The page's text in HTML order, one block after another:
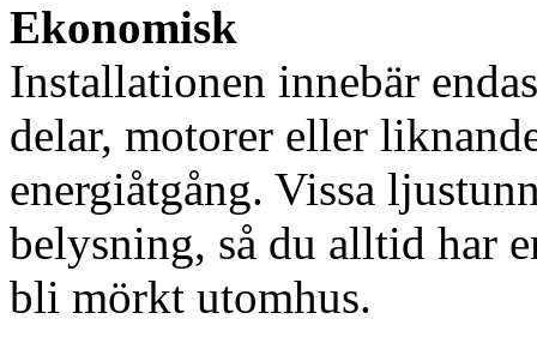
Ekonomisk
Installationen innebär
delar, motorer eller
energiåtgång. Vissa
belysning, så du alltid har
bli mörkt utomhus.